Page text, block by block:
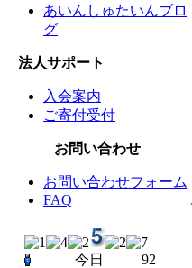
あいんしゅたいんブロ
グ
法人サポート
入会案内
ご寄付受付
お問い合わせ
お問い合わせフォーム
FAQ
今日
92